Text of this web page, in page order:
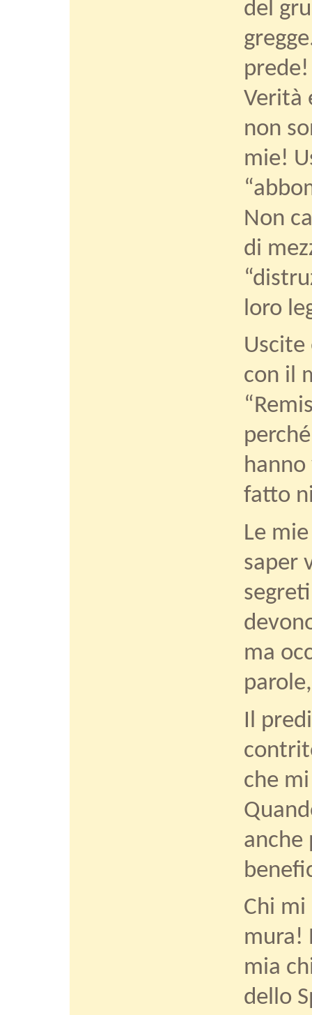
del
Verità
non
mie!
Non
di
loro
Uscite
con il
fatto
Le
saper
ma
Il
che
anche
Chi
mura!
mia
dello